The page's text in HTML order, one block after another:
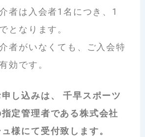
者は入会者1名につき、1
となります。
者がいなくても、ご入会特
効です。
し込みは、 千早スポーツ
定管理者である株式会社
様にて受付致します。